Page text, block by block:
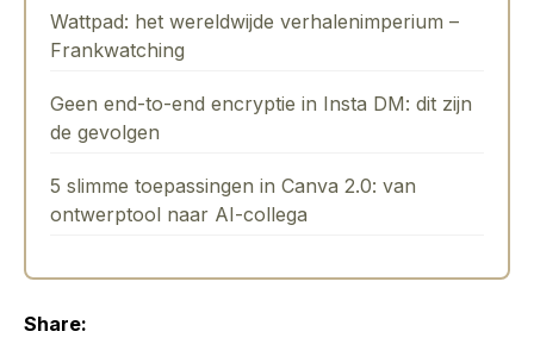
Wattpad: het wereldwijde verhalenimperium –
Frankwatching
Geen end-to-end encryptie in Insta DM: dit zijn
de gevolgen
5 slimme toepassingen in Canva 2.0: van
ontwerptool naar AI-collega
Share: